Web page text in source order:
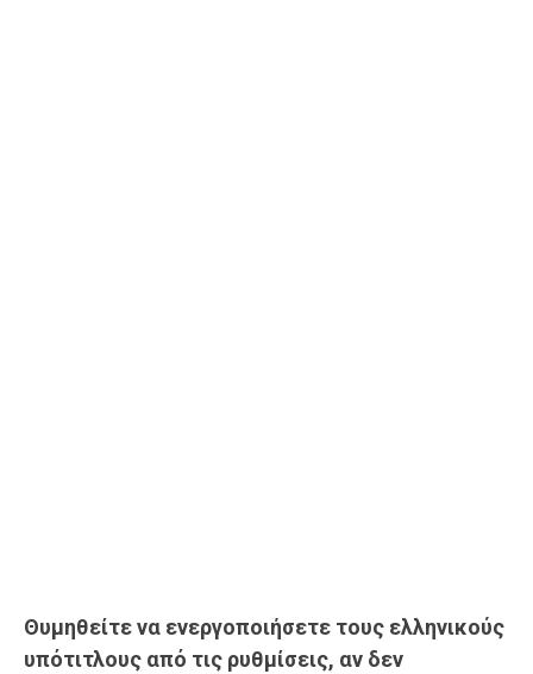
Θυμηθείτε να ενεργοποιήσετε τους ελληνικούς
υπότιτλους από τις ρυθμίσεις, αν δεν